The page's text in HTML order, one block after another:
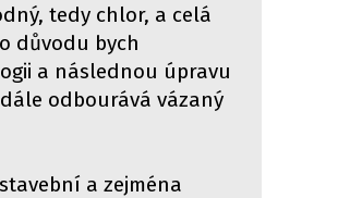
tedy chlor, a celá
důvodu bych
a následnou úpravu
odbourává vázaný
a zejména